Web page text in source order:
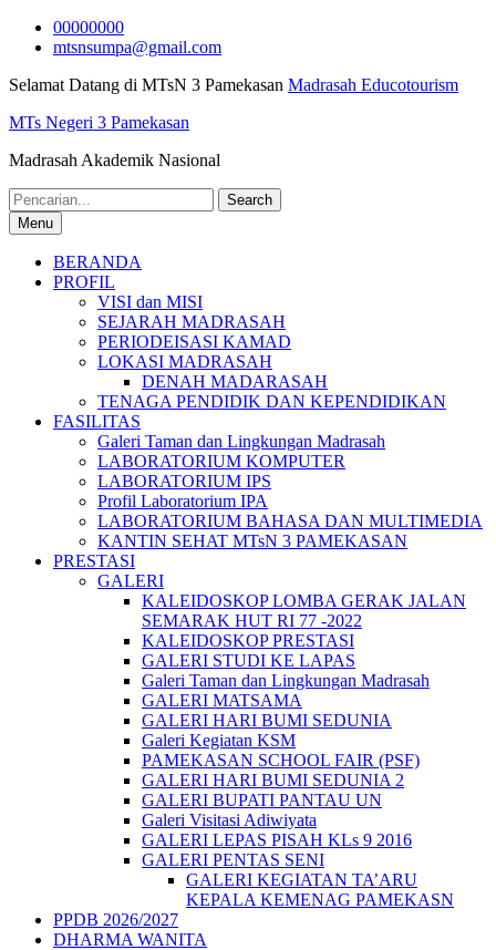
Skip
00000000
mtsnsumpa@gmail.com
Selamat Datang di MTsN 3 Pamekasan Madrasah Educotourism
MTs Negeri 3 Pamekasan
Madrasah Akademik Nasional
Search
for:Menu
BERANDA
PROFIL
VISI dan MISI
SEJARAH MADRASAH
PERIODEISASI KAMAD
LOKASI MADRASAH
DENAH MADARASAH
TENAGA PENDIDIK DAN KEPENDIDIKAN
FASILITAS
Galeri Taman dan Lingkungan Madrasah
LABORATORIUM KOMPUTER
LABORATORIUM IPS
Profil Laboratorium IPA
LABORATORIUM BAHASA DAN MULTIMEDIA
KANTIN SEHAT MTsN 3 PAMEKASAN
PRESTASI
GALERI
KALEIDOSKOP LOMBA GERAK JALAN
SEMARAK HUT RI 77 -2022
KALEIDOSKOP PRESTASI
GALERI STUDI KE LAPAS
Galeri Taman dan Lingkungan Madrasah
GALERI MATSAMA
GALERI HARI BUMI SEDUNIA
Galeri Kegiatan KSM
PAMEKASAN SCHOOL FAIR (PSF)
GALERI HARI BUMI SEDUNIA 2
GALERI BUPATI PANTAU UN
Galeri Visitasi Adiwiyata
GALERI LEPAS PISAH KLs 9 2016
GALERI PENTAS SENI
GALERI KEGIATAN TA’ARU
KEPALA KEMENAG PAMEKASN
PPDB 2026/2027
DHARMA WANITA